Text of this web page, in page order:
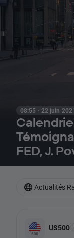
08:55 · 22 juin
FED, J.
US500
Actualités